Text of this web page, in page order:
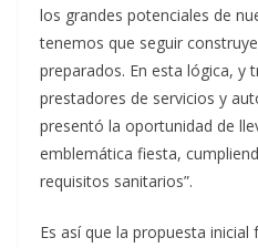
los grandes potenciales de
tenemos que seguir
preparados. En esta lógica, y
prestadores de servicios y
presentó la oportunidad de
emblemática fiesta,
requisitos sanitarios”.
Es así que la propuesta